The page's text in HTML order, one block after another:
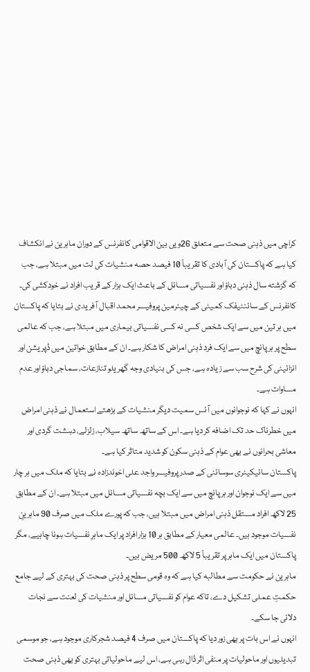
کراچی میں ذہنی صحت سے متعلق 26ویں بین الاقوامی کانفرنس کے دوران ماہرین نے انکشاف
کیا ہے کہ پاکستان کی آبادی کا تقریباً 10 فیصد حصہ منشیات کی لت میں مبتلا ہے، جب
کہ گزشتہ سال ذہنی دباؤ اور نفسیاتی مسائل کے باعث ایک ہزار کے قریب افراد نے خودکشی کی۔
کانفرنس کے سائنٹیفک کمیٹی کے چیئرمین پروفیسر محمد اقبال آفریدی نے بتایا کہ پاکستان
میں ہر تین میں سے ایک شخص کسی نہ کسی نفسیاتی بیماری میں مبتلا ہے، جب کہ عالمی
سطح پر ہر پانچ میں سے ایک فرد ذہنی امراض کا شکار ہے۔ ان کے مطابق خواتین میں ڈپریشن اور
انزائیٹی کی شرح سب سے زیادہ ہے، جس کی بنیادی وجہ گھریلو تنازعات، سماجی دباؤ اور عدم
مساوات ہے۔
انہوں نے کہا کہ نوجوانوں میں آئس سمیت دیگر منشیات کے بڑھتے استعمال نے ذہنی امراض
میں خطرناک حد تک اضافہ کر دیا ہے۔ اس کے ساتھ ساتھ سیلاب، زلزلے، دہشت گردی اور
معاشی بحرانوں نے بھی عوام کے ذہنی سکون کو شدید متاثر کیا ہے۔
پاکستان سائیکیٹری سوسائٹی کے صدر پروفیسر واجد علی اخوندزادہ نے بتایا کہ ملک میں ہر چار
میں سے ایک نوجوان اور ہر پانچ میں سے ایک بچہ نفسیاتی مسائل میں مبتلا ہے۔ ان کے مطابق
25 لاکھ افراد مستقل ذہنی امراض میں مبتلا ہیں، جب کہ پورے ملک میں صرف 90 ماہرینِ
نفسیات موجود ہیں۔ عالمی معیار کے مطابق ہر 10 ہزار افراد پر ایک ماہرِ نفسیات ہونا چاہیے، مگر
پاکستان میں ایک ماہر پر تقریباً 5 لاکھ 500 مریض ہیں۔
ماہرین نے حکومت سے مطالبہ کیا ہے کہ وہ قومی سطح پر ذہنی صحت کی بہتری کے لیے جامع
حکمتِ عملی تشکیل دے، تاکہ عوام کو نفسیاتی مسائل اور منشیات کی لعنت سے نجات
دلائی جا سکے۔
انہوں نے اس بات پر بھی زور دیا کہ پاکستان میں صرف 4 فیصد شجرکاری موجود ہے، جو موسمی
تبدیلیوں اور ماحولیات پر منفی اثر ڈال رہی ہے، اس لیے ماحولیاتی بہتری کو بھی ذہنی صحت